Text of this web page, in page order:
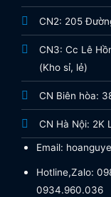
CN2: 205
CN3: Cc Lê
(Kho sỉ, lẻ)
CN Biên hòa:
CN Hà Nội: 2K
Email:
Hotline,Zalo:
0934.960.036